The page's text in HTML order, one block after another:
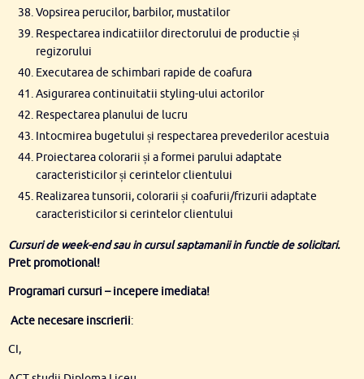
Vopsirea perucilor, barbilor, mustatilor
Respectarea indicatiilor directorului de productie și
regizorului
Executarea de schimbari rapide de coafura
Asigurarea continuitatii styling-ului actorilor
Respectarea planului de lucru
Intocmirea bugetului și respectarea prevederilor acestuia
Proiectarea colorarii și a formei parului adaptate
caracteristicilor și cerintelor clientului
Realizarea tunsorii, colorarii și coafurii/frizurii adaptate
caracteristicilor si cerintelor clientului
Cursuri de week-end sau in cursul saptamanii in functie de solicitari.
Pret promotional!
Programari cursuri – incepere imediata!
Acte necesare inscrierii:
CI,